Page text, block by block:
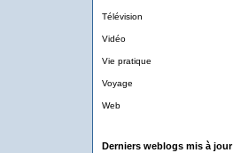
Télévision
Vidéo
Vie pratique
Voyage
Web
Derniers weblogs mis à jour